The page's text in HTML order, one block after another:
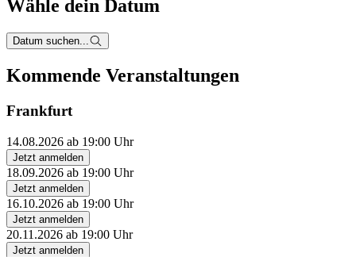
Wähle dein Datum
Datum suchen...
Kommende Veranstaltungen
Frankfurt
14.08.2026 ab 19:00 Uhr
Jetzt anmelden
18.09.2026 ab 19:00 Uhr
Jetzt anmelden
16.10.2026 ab 19:00 Uhr
Jetzt anmelden
20.11.2026 ab 19:00 Uhr
Jetzt anmelden